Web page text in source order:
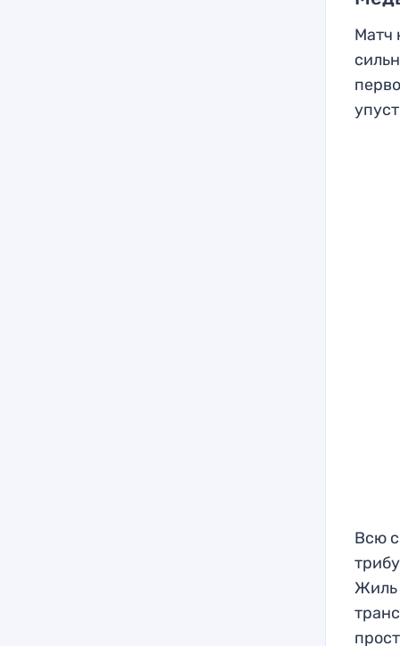
Матч
Всю
Жиль